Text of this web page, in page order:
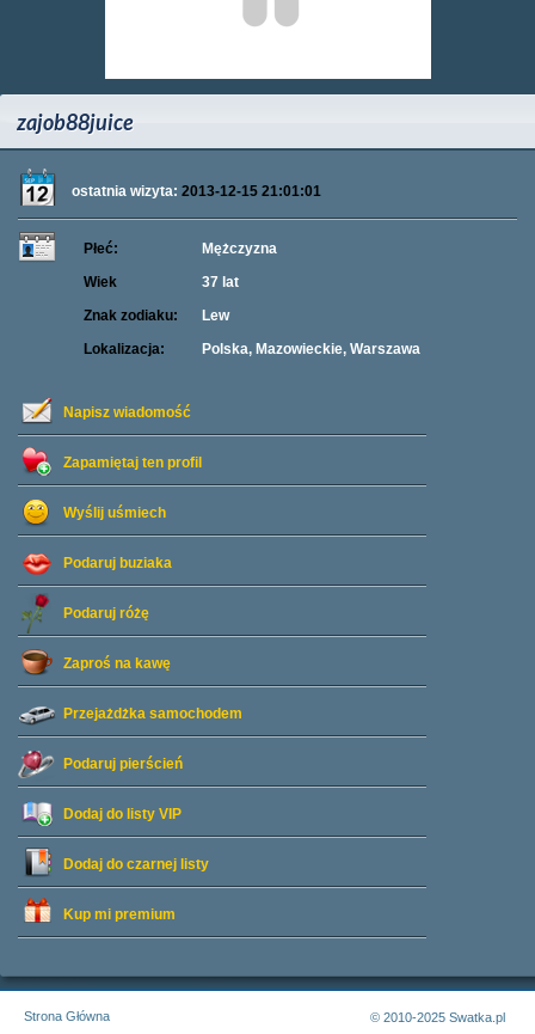
zajob88juice
ostatnia wizyta: 2013-12-15 21:01:01
Napisz wiadomość
Zapamiętaj ten profil
Wyślij uśmiech
Podaruj buziaka
Podaruj różę
Zaproś na kawę
Przejażdżka samochodem
Podaruj pierścień
Dodaj do listy VIP
Dodaj do czarnej listy
Kup mi premium
Płeć:
Mężczyzna
Wiek
37 lat
Znak zodiaku:
Lew
Lokalizacja:
Polska, Mazowieckie, Warszawa
Strona Główna
© 2010-2025 Swatka.pl